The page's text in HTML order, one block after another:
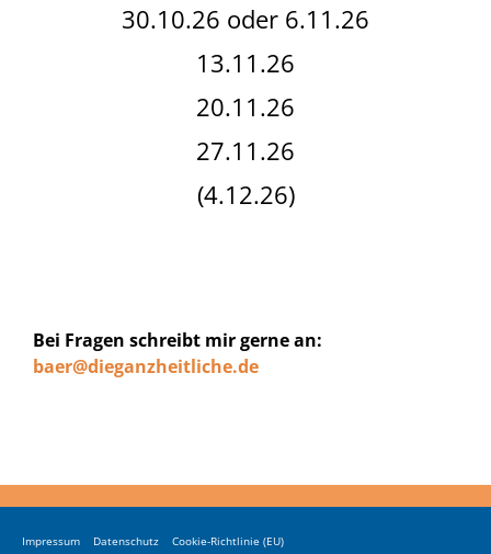
30.10.26 oder 6.11.26
13.11.26
20.11.26
27.11.26
(4.12.26)
Bei Fragen schreibt mir gerne an:
baer@dieganzheitliche.de
Impressum Datenschutz Cookie-Richtlinie (EU)